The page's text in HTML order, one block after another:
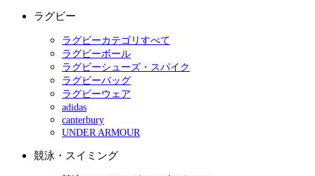
ラグビー
ラグビーカテゴリすべて
ラグビーボール
ラグビーシューズ・スパイク
ラグビーバッグ
ラグビーウェア
adidas
canterbury
UNDER ARMOUR
競泳・スイミング